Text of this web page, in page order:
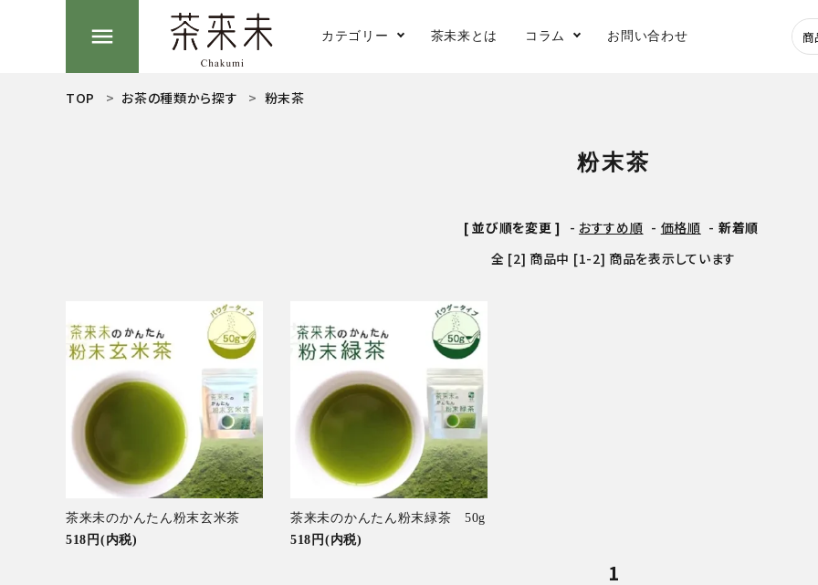
menu カテゴリー
深蒸し煎茶
湯のみ
ギフト/贈り物/詰め合わ
せ/返礼品
茶未来とは コラム お問い合わせ
search
食品から探す
ティーグッズから探す
特集アイテムから探す
ガイドライン
TOP お茶の種類から探す 粉末茶
粉末茶
[ 並び順を変更 ] - おすすめ順 - 価格順 - 新着順
全 [2] 商品中 [1-2] 商品を表示しています
茶来未のかんたん粉末玄米茶
518円(内税)
茶来未のかんたん粉末緑茶 50g
518円(内税)
1